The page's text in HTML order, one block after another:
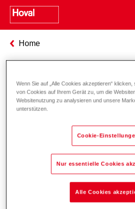
Home
Messekalender
In nächster Zeit finden keine
Verantwortung für
Umwelt
Wenn Sie auf „Alle Cookies akzeptieren“
von Cookies auf Ihrem Gerät zu, um die
Websitenutzung zu analysieren und unsere
unterstützen.
Cookie-
Nur essentielle Cookies
Alle Cookies